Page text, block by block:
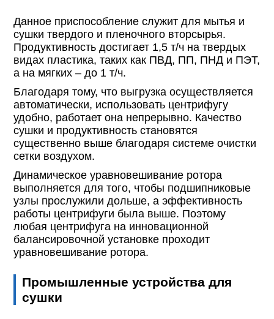
Данное приспособление служит для мытья и
сушки твердого и пленочного вторсырья.
Продуктивность достигает 1,5 т/ч на твердых
видах пластика, таких как ПВД, ПП, ПНД и ПЭТ,
а на мягких – до 1 т/ч.
Благодаря тому, что выгрузка осуществляется
автоматически, использовать центрифугу
удобно, работает она непрерывно. Качество
сушки и продуктивность становятся
существенно выше благодаря системе очистки
сетки воздухом.
Динамическое уравновешивание ротора
выполняется для того, чтобы подшипниковые
узлы прослужили дольше, а эффективность
работы центрифуги была выше. Поэтому
любая центрифуга на инновационной
балансировочной установке проходит
уравновешивание ротора.
Промышленные устройства для
сушки